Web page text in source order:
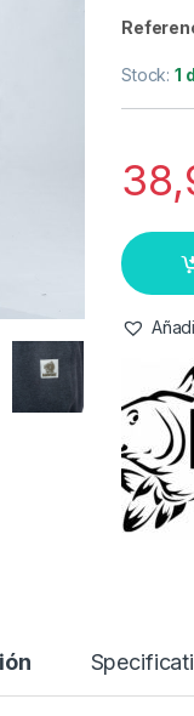
Stock:1